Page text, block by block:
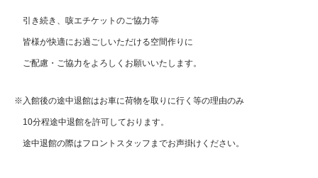
引き続き、咳エチケットのご協力等
皆様が快適にお過ごしいただける空間作りに
ご配慮・ご協力をよろしくお願いいたします。
※入館後の途中退館はお車に荷物を取りに行く等の理由のみ
10分程途中退館を許可しております。
途中退館の際はフロントスタッフまでお声掛けください。